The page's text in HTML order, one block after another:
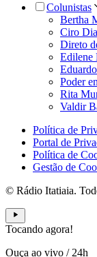
Colunistas
Bertha
Ciro
Direto
Edilene
Poder
Rita
Valdir
Política de
Portal de
Política de
Gestão de
© Rádio Itatiaia.
Tocando agora!
Ouça ao vivo / 24h